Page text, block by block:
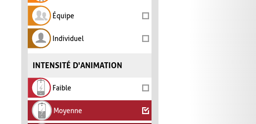
Équipe
Individuel
INTENSITÉ D'ANIMATION
Faible
Moyenne